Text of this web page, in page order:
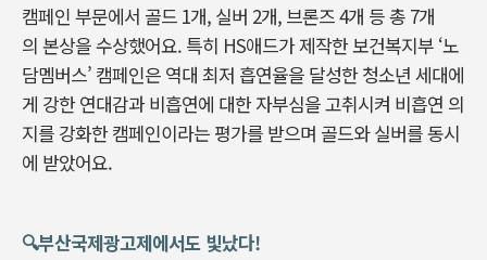
캠페인 부문에서 골드 1개, 실버 2개, 브론즈 4개 등 총 7개
의 본상을 수상했어요. 특히 HS애드가 제작한 보건복지부 ‘노
담멤버스’ 캠페인은 역대 최저 흡연율을 달성한 청소년 세대에
게 강한 연대감과 비흡연에 대한 자부심을 고취시켜 비흡연 의
지를 강화한 캠페인이라는 평가를 받으며 골드와 실버를 동시
에 받았어요.
🔍️부산국제광고제에서도 빛났다!